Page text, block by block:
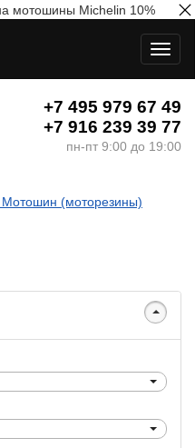
+7 495 979 67 49
+7 916 239 39 77
пн-пт 9:00 до 19:00
Мотошин (моторезины)